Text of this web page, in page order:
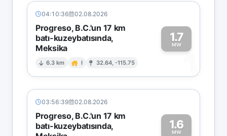
04:10:36 02.08.2026
Progreso, B.C.'un 17 km
batı-kuzeybatısında,
Meksika
6.3 km I 32.64, -115.75
1.7
MW
1
03:56:39 02.08.2026
Progreso, B.C.'un 17 km
batı-kuzeybatısında,
1.6
MW